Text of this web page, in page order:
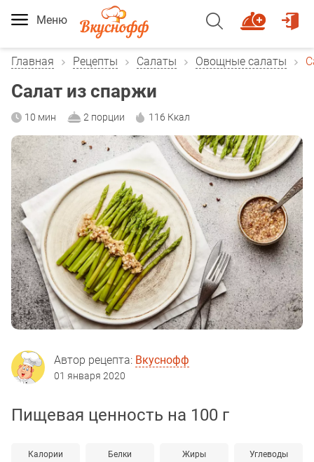
Меню
Главная Рецепты Салаты Овощные салаты
Салат из спаржи
10 мин 2 порции 116 Ккал
Автор рецепта: Вкуснофф
01 января 2020
Пищевая ценность на 100 г
Калории Белки Жиры Углеводы